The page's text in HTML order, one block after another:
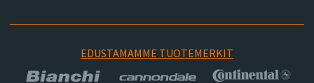
EDUSTAMAMME TUOTEMERKIT